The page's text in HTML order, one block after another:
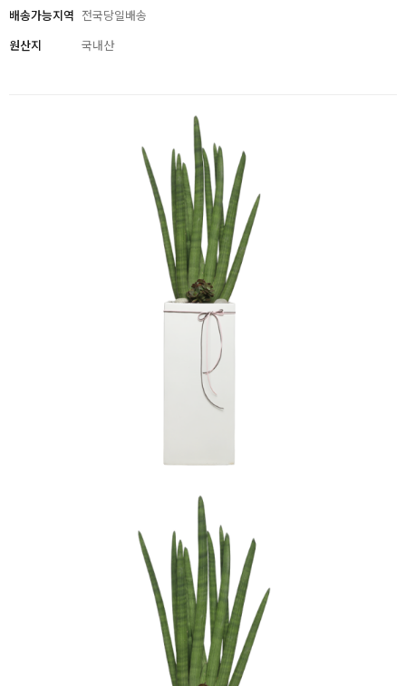
배송가능지역 전국당일배송
원산지 국내산